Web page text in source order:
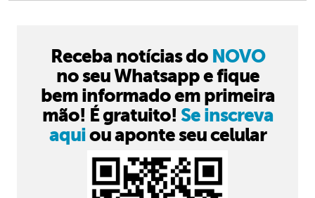
Receba notícias do NOVO
no seu Whatsapp e fique
bem informado em primeira
mão! É gratuito! Se inscreva
aquiou aponte seu celular